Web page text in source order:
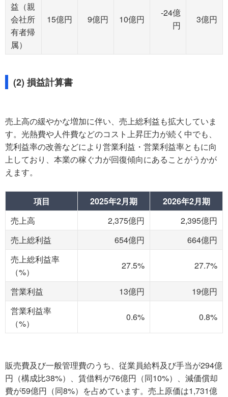
益（親
会社所
有者帰
属）
15億円 9億円 10億円
-24億
円
3億円
(2) 損益計算書
売上高の緩やかな増加に伴い、売上総利益も拡大していま
す。光熱費や人件費などのコスト上昇圧力が続く中でも、
荒利益率の改善などにより営業利益・営業利益率ともに向
上しており、本業の稼ぐ力が回復傾向にあることがうかが
えます。
項目 2025年2月期
2026年2月期
売上高
2,375億円
2,395億円
売上総利益
654億円
664億円
売上総利益率
（%）
27.5% 27.7%
営業利益 13億円
19億円
営業利益率
（%）
0.6% 0.8%
販売費及び一般管理費のうち、従業員給料及び手当が294億
円（構成比38%）、賃借料が76億円（同10%）、減価償却
費が59億円（同8%）を占めています。売上原価は1,731億